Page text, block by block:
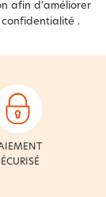
afin d’améliorer
.